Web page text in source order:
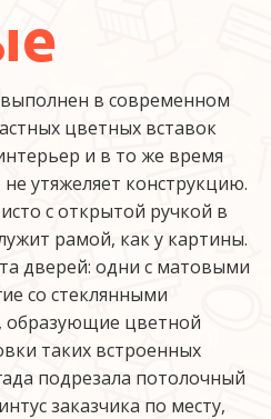
в современном
цветных вставок
и в то же время
утяжеляет конструкцию.
с открытой ручкой в
рамой, как у картины.
дверей: одни с матовыми
со стеклянными
образующие цветной
таких встроенных
подрезала потолочный
заказчика по месту,